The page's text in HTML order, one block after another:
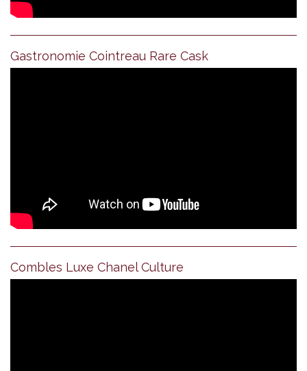
Gastronomie Cointreau Rare Cask
Combles Luxe Chanel Culture